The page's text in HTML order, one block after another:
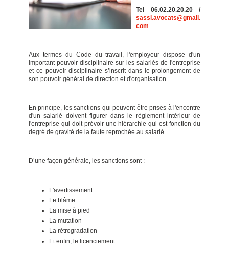
Tel 06.02.20.20.20 /
sassi.avocats@gmail.
com
Aux termes du Code du travail, l'employeur dispose d'un
important pouvoir disciplinaire sur les salariés de l'entreprise
et ce pouvoir disciplinaire s’inscrit dans le prolongement de
son pouvoir général de direction et d'organisation.
En principe, les sanctions qui peuvent être prises à l'encontre
d'un salarié doivent figurer dans le règlement intérieur de
l'entreprise qui doit prévoir une hiérarchie qui est fonction du
degré de gravité de la faute reprochée au salarié.
D’une façon générale, les sanctions sont :
L'avertissement
Le blâme
La mise à pied
La mutation
La rétrogradation
Et enfin, le licenciement